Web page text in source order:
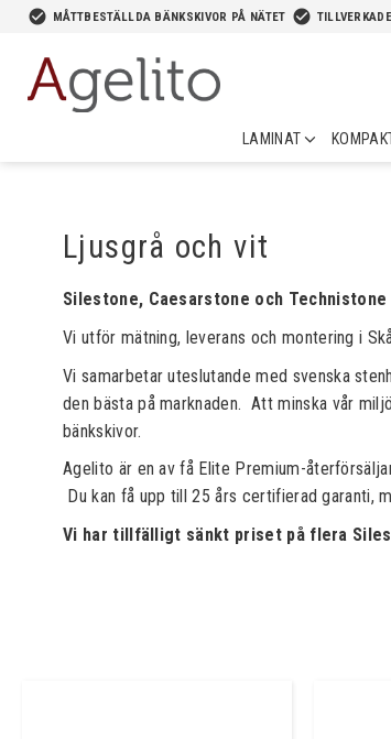
check_circle MÅTTBESTÄLLDA BÄNKSKIVOR PÅ NÄTET check_circle
LAMINAT
Ljusgrå och vit
Silestone, Caesarstone och Technistone
Vi utför mätning, leverans och montering i
Vi samarbetar uteslutande med svenska
den bästa på marknaden. Att minska vår
bänkskivor.
Agelito är en av få Elite Premium-
Du kan få upp till 25 års certifierad garanti,
Vi har tillfälligt sänkt priset på flera